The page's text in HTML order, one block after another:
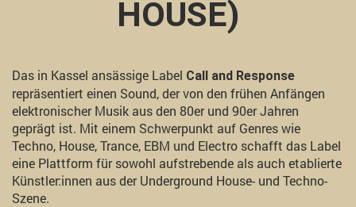
HOUSE)
Das in Kassel ansässige Label Call and Response
repräsentiert einen Sound, der von den frühen Anfängen
elektronischer Musik aus den 80er und 90er Jahren
geprägt ist. Mit einem Schwerpunkt auf Genres wie
Techno, House, Trance, EBM und Electro schafft das Label
eine Plattform für sowohl aufstrebende als auch etablierte
Künstler:innen aus der Underground House- und Techno-
Szene.